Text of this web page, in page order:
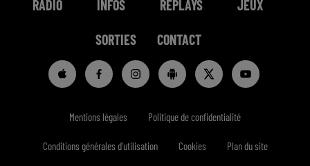
RADIO INFOS REPLAYS JEUX
SORTIES CONTACT
Mentions légales Politique de confidentialité
Conditions générales d'utilisation Cookies Plan du site